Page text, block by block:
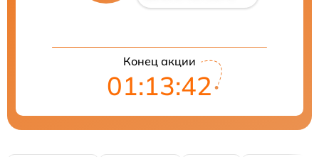
Конец акции
01:13:41